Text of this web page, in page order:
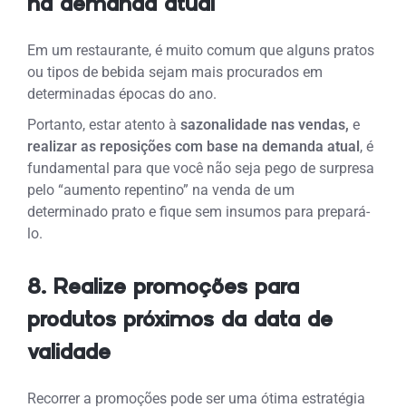
na demanda atual
Em um restaurante, é muito comum que alguns pratos
ou tipos de bebida sejam mais procurados em
determinadas épocas do ano.
Portanto, estar atento àsazonalidade nas vendas,e
realizar as reposições com base na demanda atual, é
fundamental para que você não seja pego de surpresa
pelo “aumento repentino” na venda de um
determinado prato e fique sem insumos para prepará-
lo.
8. Realize promoções para
produtos próximos da data de
validade
Recorrer a promoções pode ser uma ótima estratégia